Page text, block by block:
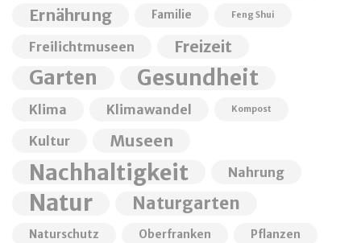
Ernährung Familie Feng Shui
Freilichtmuseen Freizeit
Garten Gesundheit
Klima Klimawandel Kompost
Kultur Museen
Nachhaltigkeit Nahrung
Natur Naturgarten
Naturschutz Oberfranken Pflanzen